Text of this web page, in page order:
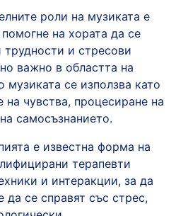
роли на музиката е
на хората да се
и стресови
важно в областта на
музиката се използва като
на чувства, процесиране на
самосъзнанието.
е известна форма на
терапевти
и интеракции, за да
да се справят със стрес,